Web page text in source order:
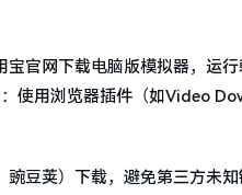
宝官网下载电脑版模拟器，运
使用浏览器插件（如Video
豆荚）下载，避免第三方未